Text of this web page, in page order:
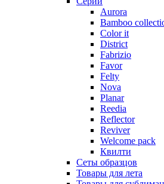
Aurora
Bamboo
Color it
District
Fabrizio
Favor
Felty
Nova
Planar
Reedia
Reflector
Reviver
Welcome pack
Квилти
Сеты образцов
Товары для лета